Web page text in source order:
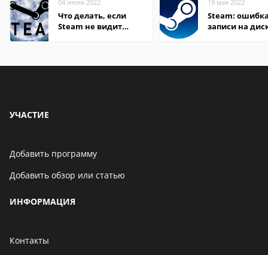
04 июня 2022
Что делать, если
Steam не видит
19 мая 2022
Steam:
записи на
УЧАСТИЕ
Добавить программу
Добавить обзор или статью
ИНФОРМАЦИЯ
Контакты